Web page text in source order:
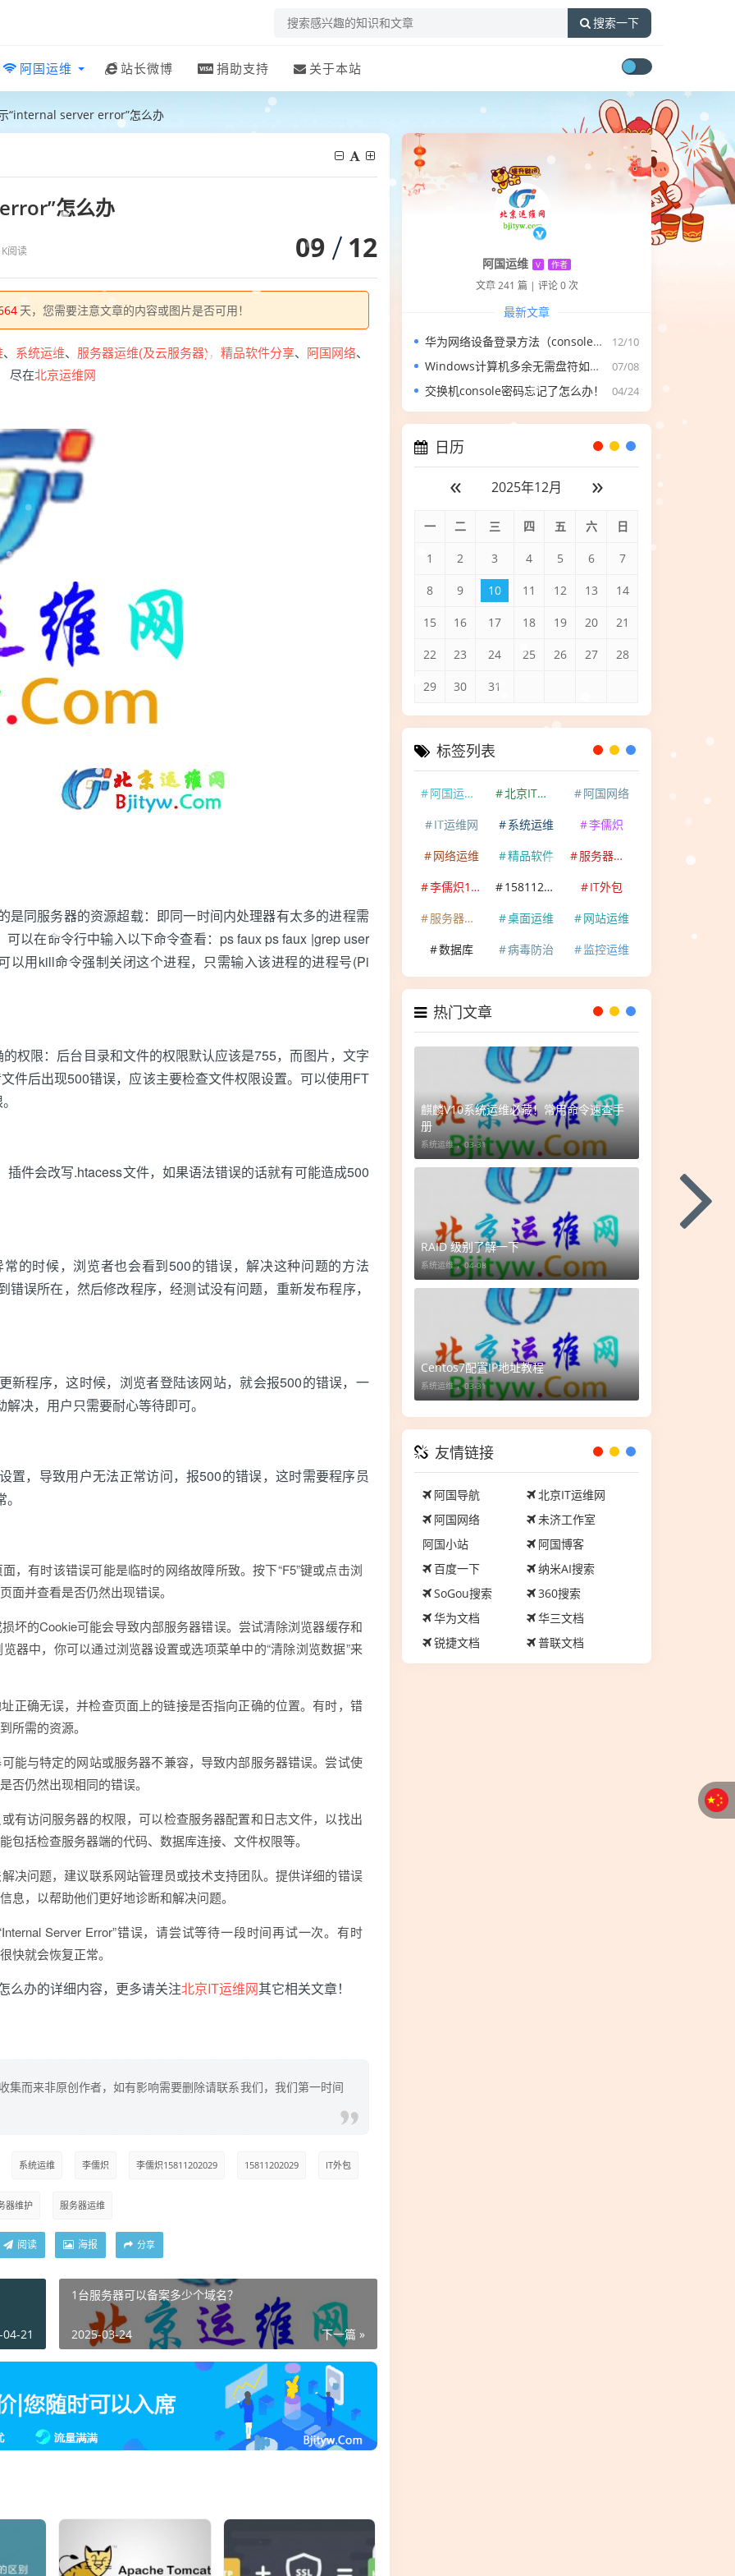
搜索一下
阿国运维 站长微博 捐助支持 关于本站
“internal server error”怎么办
怎么办
阅读 09 12
天，您需要注意文章的内容或图片是否可用！
、 系统运维、 服务器运维(及云服务器) ， 精品软件分享、 阿国网络、
尽在北京运维网
服务器的资源超载：即同一时间内处理器有太多的进程需
以在命令行中输入以下命令查看：ps faux ps faux |grep user
以用kill命令强制关闭这个进程，只需输入该进程的进程号(Pi
限：后台目录和文件的权限默认应该是755，而图片，文字
件后出现500错误，应该主要检查文件权限设置。可以使用FT
会改写.htacess文件，如果语法错误的话就有可能造成500
时候，浏览者也会看到500的错误，解决这种问题的方法
误所在，然后修改程序，经测试没有问题，重新发布程序，
程序，这时候，浏览者登陆该网站，就会报500的错误，一
决，用户只需要耐心等待即可。
，导致用户无法正常访问，报500的错误，这时需要程序员
，有时该错误可能是临时的网络故障所致。按下“F5”键或点击浏
面并查看是否仍然出现错误。
坏的Cookie可能会导致内部服务器错误。尝试清除浏览器缓存和
器中，你可以通过浏览器设置或选项菜单中的“清除浏览数据”来
正确无误，并检查页面上的链接是否指向正确的位置。有时，错
所需的资源。
能与特定的网站或服务器不兼容，导致内部服务器错误。尝试使
否仍然出现相同的错误。
有访问服务器的权限，可以检查服务器配置和日志文件，以找出
包括检查服务器端的代码、数据库连接、文件权限等。
决问题，建议联系网站管理员或技术支持团队。提供详细的错误
息，以帮助他们更好地诊断和解决问题。
Server Error”错误，请尝试等待一段时间再试一次。有时
快就会恢复正常。
么办的详细内容，更多请关注北京IT运维网其它相关文章！
集而来非原创作者，如有影响需要删除请联系我们，我们第一时间
系统运维 李儒炽 李儒炽15811202029 15811202029 IT外包
器维护 服务器运维
阅读 海报 分享
21
1台服务器可以备案多少个域名？
下一篇 »
2025-03-24
阿国运维 V 作者
文章 241 篇 | 评论 0 次
最新文章
12/10
华为网络设备登录方法（console、telnet、ssh，web）
07/08
Windows计算机多余无需盘符如何删除
04/24
交换机console密码忘记了怎么办！
日历
« 2025年12月 »
一 二 三 四 五 六 日
1 2 3 4 5 6 7
8 9 10 11 12 13 14
15 16 17 18 19 20 21
22 23 24 25 26 27 28
29 30 31
标签列表
阿国运维网 北京IT运维网
阿国网络
IT运维网
系统运维
李儒炽
网络运维
精品软件
服务器维护
李儒炽15811202029
15811202029
IT外包
服务器运维
桌面运维
网站运维
数据库
病毒防治 监控运维
热门文章
麒麟V10系统运维必藏！常用命令速查手
册
系统运维 ，03-31
RAID 级别了解一下
系统运维 ，04-08
Centos7配置IP地址教程
系统运维 ，03-31
友情链接
阿国导航
北京IT运维网
阿国网络
未济工作室
阿国小站
阿国博客
百度一下
纳米AI搜索
SoGou搜索
360搜索
华为文档
华三文档
锐捷文档
普联文档